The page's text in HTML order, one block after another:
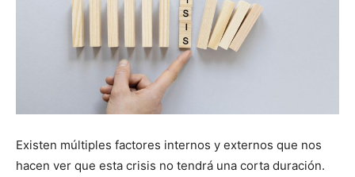
Existen múltiples factores internos y externos que nos
hacen ver que esta crisis no tendrá una corta duración.